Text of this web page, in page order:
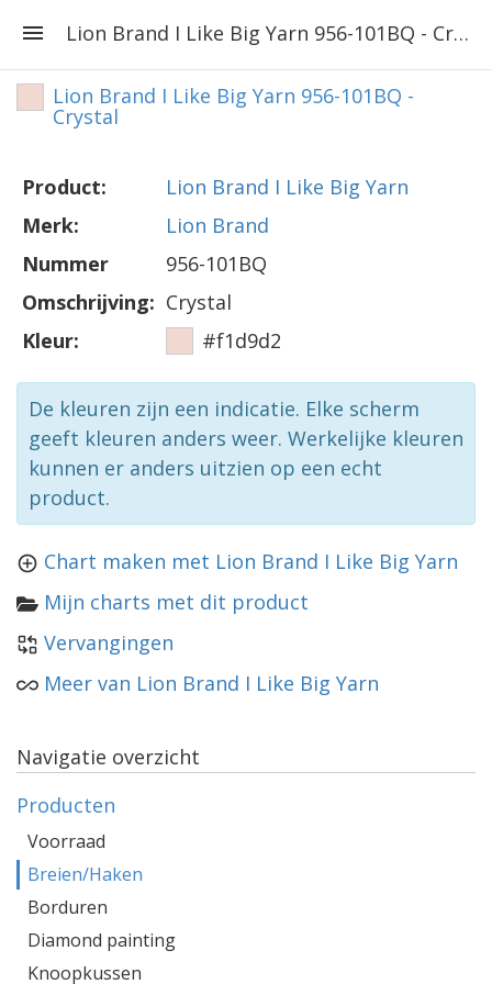
Lion Brand I Like Big Yarn 956-101BQ - Crystal
Lion Brand I Like Big Yarn 956-101BQ -
Crystal
Product:
Lion Brand I Like Big Yarn
Merk:
Lion Brand
Nummer
956-101BQ
Omschrijving: Crystal
Kleur:
#f1d9d2
De kleuren zijn een indicatie. Elke scherm
geeft kleuren anders weer. Werkelijke kleuren
kunnen er anders uitzien op een echt
product.
Chart maken met Lion Brand I Like Big Yarn
Mijn charts met dit product
Vervangingen
Meer van Lion Brand I Like Big Yarn
Navigatie overzicht
Producten
Voorraad
Breien/Haken
Borduren
Diamond painting
Knoopkussen